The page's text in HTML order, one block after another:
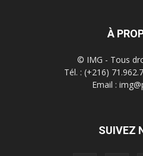
À
© IMG - Tous
Tél. : (+216)
Email :
SUIVEZ